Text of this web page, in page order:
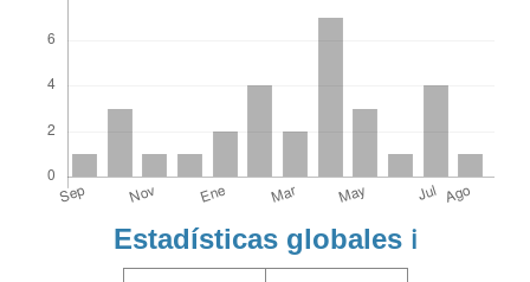
Estadísticas globales ℹ️